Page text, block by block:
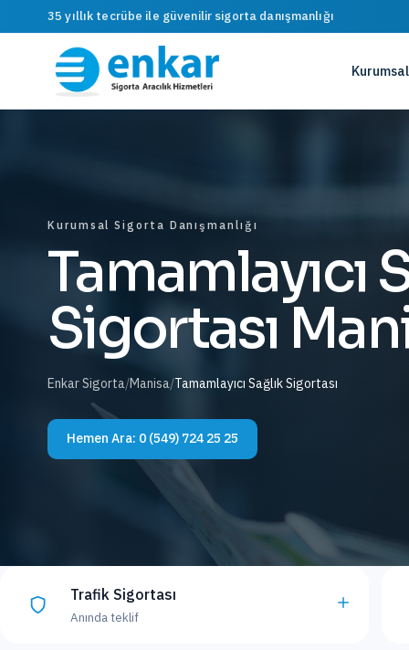
35 yıllık tecrübe ile güvenilir sigorta danışmanlığı
Kurumsal
Kurumsal Sigorta Danışmanlığı
Tamamlayıcı
Sigortası
Enkar Sigorta/Manisa/Tamamlayıcı Sağlık Sigortası
Hemen Ara: 0 (549) 724 25 25
Trafik Sigortası
Anında teklif